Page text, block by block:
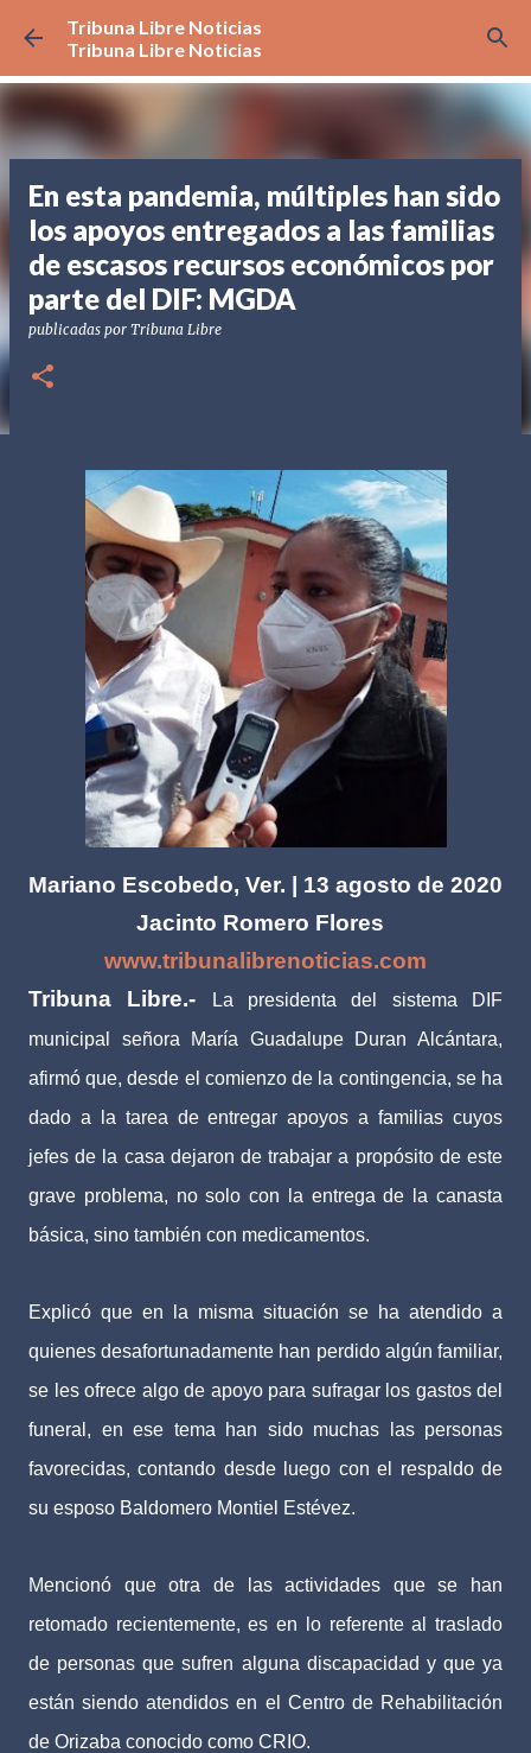
Ir al contenido principal
Tribuna Libre Noticias
Tribuna Libre Noticias
En esta pandemia, múltiples han sido
los apoyos entregados a las familias
de escasos recursos económicos por
parte del DIF: MGDA
publicadas por Tribuna Libre
Mariano Escobedo, Ver. | 13 agosto de 2020
Jacinto Romero Flores
www.tribunalibrenoticias.com
Tribuna Libre.-
La presidenta del sistema DIF
municipal señora María Guadalupe Duran Alcántara,
afirmó que, desde el comienzo de la contingencia, se ha
dado a la tarea de entregar apoyos a familias cuyos
jefes de la casa dejaron de trabajar a propósito de este
grave problema, no solo con la entrega de la canasta
básica, sino también con medicamentos.
Explicó que en la misma situación se ha atendido a
quienes desafortunadamente han perdido algún familiar,
se les ofrece algo de apoyo para sufragar los gastos del
funeral, en ese tema han sido muchas las personas
favorecidas, contando desde luego con el respaldo de
su esposo Baldomero Montiel Estévez.
Mencionó que otra de las actividades que se han
retomado recientemente, es en lo referente al traslado
de personas que sufren alguna discapacidad y que ya
están siendo atendidos en el Centro de Rehabilitación
de Orizaba conocido como CRIO.